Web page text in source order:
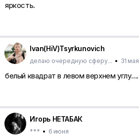
яркость.
Ivan(HiV)Tsyrkunovich
делаю очередную сферу... • 31 мая
белый квадрат в левом верхнем углу....
Игорь НЕТАБАК
*** • 6 июня